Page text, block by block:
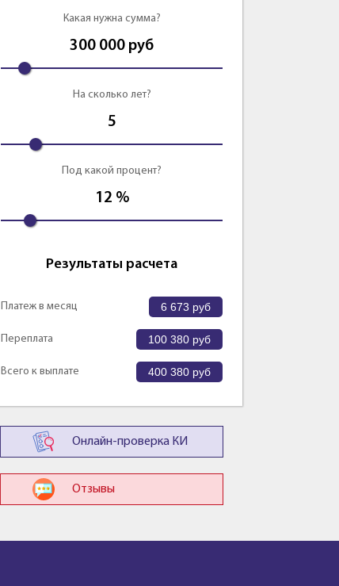
Какая нужна сумма?
300 000 руб
На сколько лет?
5
Под какой процент?
12 %
Результаты расчета
Платеж в месяц 6 673 руб
Переплата 100 380 руб
Всего к выплате 400 380 руб
Онлайн-проверка КИ
Отзывы